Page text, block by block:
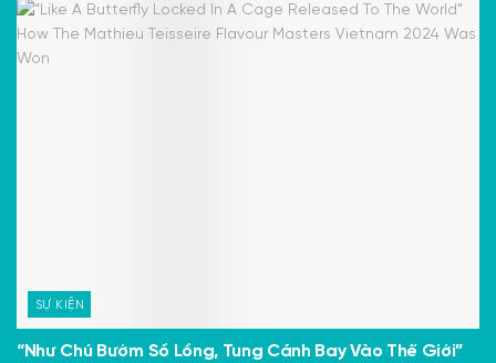
SỰ KIỆN
“Như Chú Bướm Sổ Lồng, Tung Cánh Bay Vào Thế Giới”